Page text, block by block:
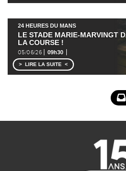
24 HEURES DU MANS
LE STADE MARIE-MARVINGT
LA COURSE !
05/06/26 09h30
LIRE LA SUITE